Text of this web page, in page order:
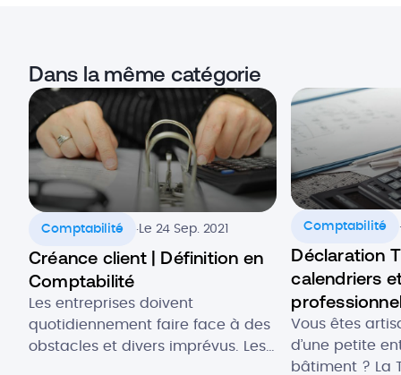
Dans la même catégorie
Comptabilité .Le 24 Sep. 2021
Créance client | Définition en
Comptabilité
Les entreprises doivent
quotidiennement faire face à des
obstacles et divers imprévus. Les
Comptabilité .
Déclaration
calendriers
Vous êtes
d’une petite
bâtiment ? La